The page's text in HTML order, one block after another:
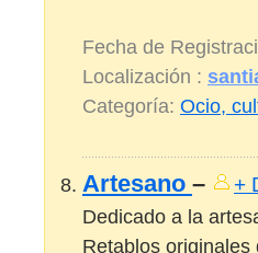
Fecha de
Localización :
Categoría: Ocio,
Artesano –
+
Dedicado a la
Retablos originales